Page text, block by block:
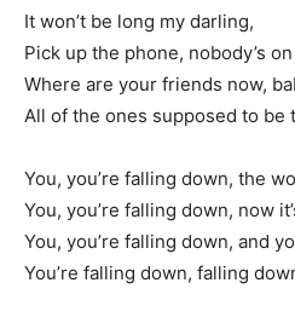
It won’t be long my darling,
Pick up the phone, nobody’s
Where are your friends now,
All of the ones supposed to be
You, you’re falling down, the
You, you’re falling down, now
You, you’re falling down, and
You’re falling down, falling